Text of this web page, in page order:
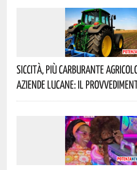
Siccità, Più Carburante
Aziende Lucane: Il